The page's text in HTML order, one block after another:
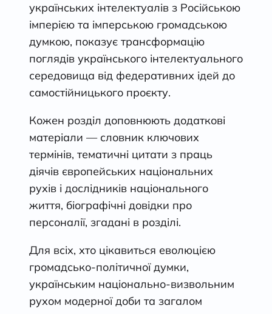
українських інтелектуалів з Російською
імперією та імперською громадською
думкою, показує трансформацію
поглядів українського інтелектуального
середовища від федеративних ідей до
самостійницького проєкту.
Кожен розділ доповнюють додаткові
матеріали — словник ключових
термінів, тематичні цитати з праць
діячів європейських національних
рухів і дослідників національного
життя, біографічні довідки про
персоналії, згадані в розділі.
Для всіх, хто цікавиться еволюцією
громадсько-політичної думки,
українським національно-визвольним
рухом модерної доби та загалом